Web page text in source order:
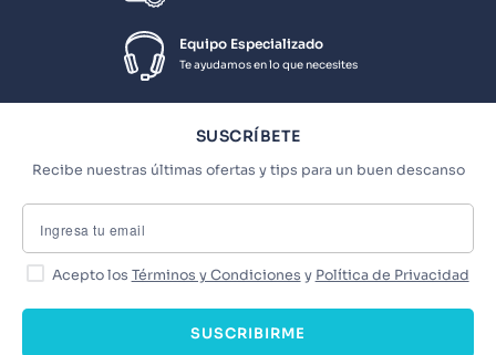
Equipo Especializado
Te ayudamos en lo que necesites
SUSCRÍBETE
Recibe nuestras últimas ofertas y tips para un buen descanso
Acepto los Términos y Condiciones y Política de Privacidad
SUSCRIBIRME